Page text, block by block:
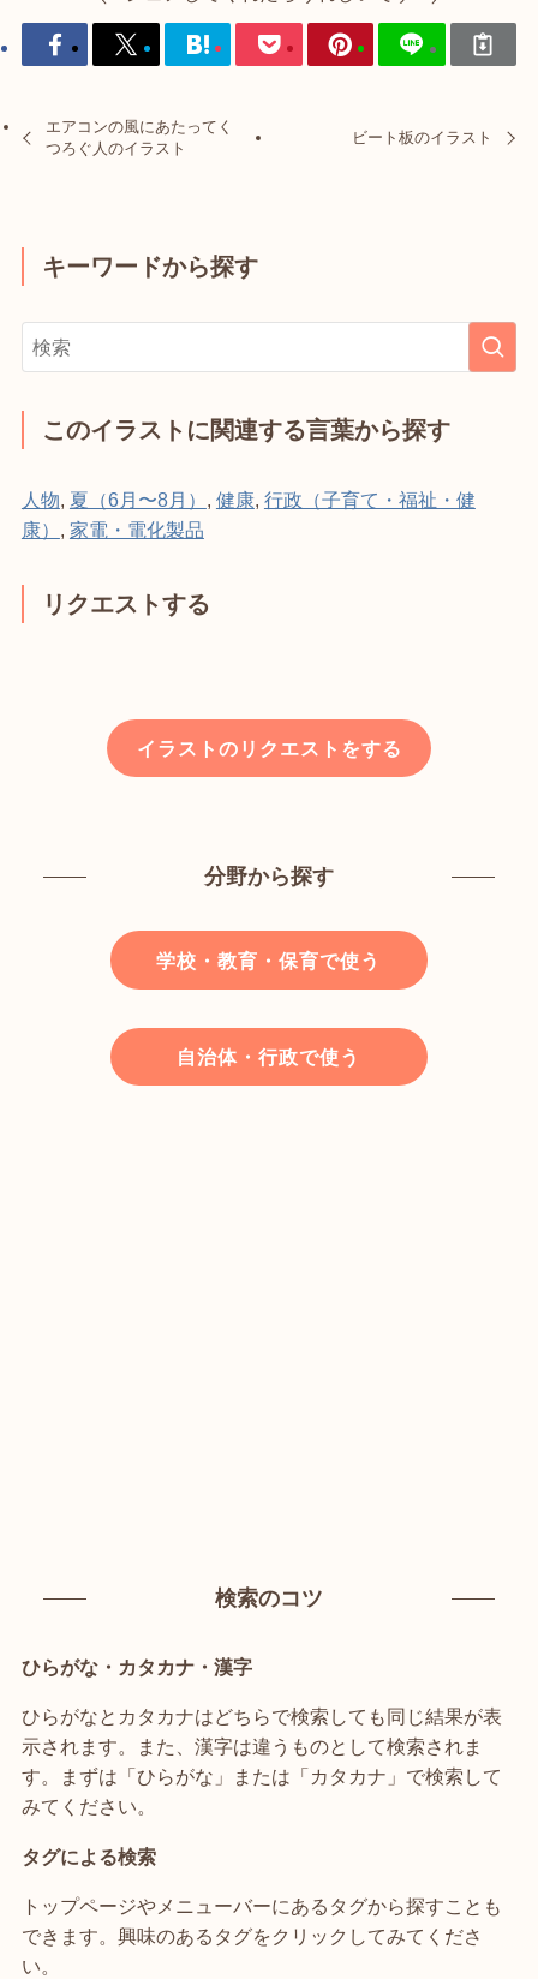
エアコンの風にあたってく
つろぐ人のイラスト
ビート板のイラスト
キーワードから探す
このイラストに関連する言葉から探す
人物, 夏（6月〜8月） , 健康, 行政（子育て・福祉・健
康） , 家電・電化製品
リクエストする
イラストのリクエストをする
分野から探す
学校・教育・保育で使う
自治体・行政で使う
検索のコツ
ひらがな・カタカナ・漢字
ひらがなとカタカナはどちらで検索しても同じ結果が表
示されます。また、漢字は違うものとして検索されま
す。まずは「ひらがな」または「カタカナ」で検索して
みてください。
タグによる検索
トップページやメニューバーにあるタグから探すことも
できます。興味のあるタグをクリックしてみてくださ
い。